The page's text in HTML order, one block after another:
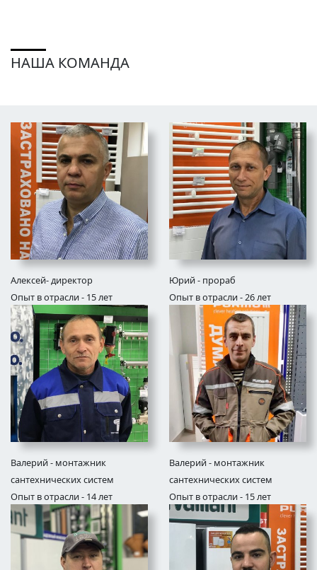
НАША КОМАНДА
Алексей- директор
Опыт в отрасли - 15 лет
Юрий - прораб
Опыт в отрасли - 26 лет
Валерий - монтажник
сантехнических систем
Опыт в отрасли - 14 лет
Валерий - монтажник
сантехнических систем
Опыт в отрасли - 15 лет